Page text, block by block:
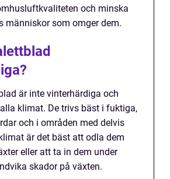
och minska
människor som omger dem.
är inte vinterhärdiga och
klimat. De trivs bäst i fuktiga,
och i områden med delvis
är det bäst att odla dem
eller att ta in dem under
skador på växten.